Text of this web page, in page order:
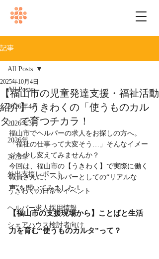
記事
All Posts
2026年4月
2026年3月
2026年
2025年
外出支援レポート
うきわくの日常＆イベント
ヘルパー求人採用情報
シェアハウス検討者向け
All Posts
【福山市の児童発達支援・福祉活動
紹介】うきわくの「使うものカル
タ」で育つチカラ！
2025年10月4日
福山市でヘルパーの求人をお探しの方へ。
「福祉の仕事って大変そう…」そんなイメー
ジを少し変えてみませんか？
今回は、福山市の【うきわく】で実際に働く
職員さんに、ヘルパーとしての“リアルな
声”を聞いてみました！
【福山市の支援現場から】ことばと生活
力を育む“使うものカルタ”って？